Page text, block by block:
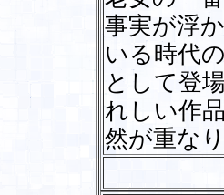
事実が浮
いる時代
として登
れしい作
然が重な